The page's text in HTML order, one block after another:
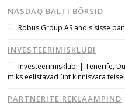
NASDAQ BALTI BÖRSID
Robus Group AS andis sisse
INVESTEERIMISKLUBI
Investeerimisklubi | Tenerife,
miks eelistavad üht kinnisvara
PARTNERITE REKLAAMPIND
Navigeerimine